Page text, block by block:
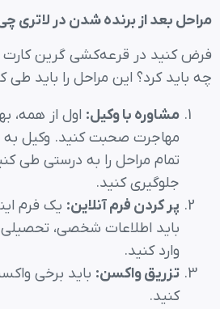
مراحل بعد از برنده شدن در لاتری
فرض کنید در قرعه‌کشی گرین کارت
چه باید کرد؟ این مراحل را باید طی
مشاوره با وکیل: اول از همه،
مهاجرت صحبت کنید. وکیل به
تمام مراحل را به درستی طی
جلوگیری کنید.
پر کردن فرم آنلاین: یک فرم
باید اطلاعات شخصی، تحصیلی
وارد کنید.
تزریق واکسن: باید برخی
کنید.